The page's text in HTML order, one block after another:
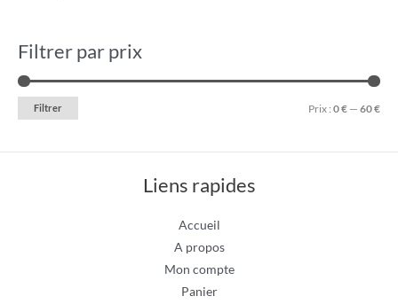
Filtrer par prix
Filtrer Prix : 0 € — 60 €
Liens rapides
Accueil
A propos
Mon compte
Panier